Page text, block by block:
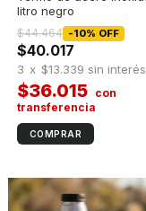
litro negro
$40.017
-10% OFF
$44.464
$36.015
3 x $13.339 sin interés